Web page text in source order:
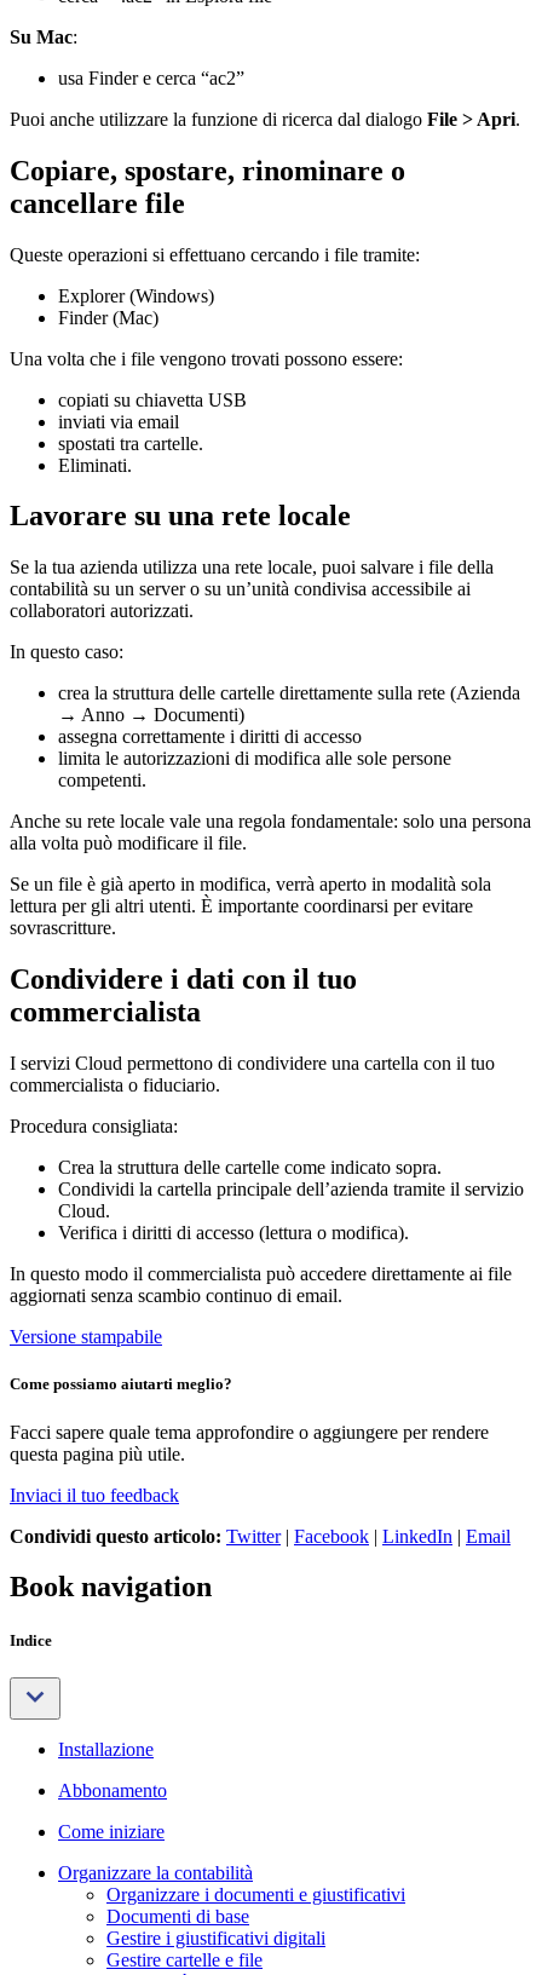
Su Mac:
usa Finder e cerca “ac2”
Puoi anche utilizzare la funzione di ricerca dal dialogo File > Apri.
Copiare, spostare, rinominare o
cancellare file
Queste operazioni si effettuano cercando i file tramite:
Explorer (Windows)
Finder (Mac)
Una volta che i file vengono trovati possono essere:
copiati su chiavetta USB
inviati via email
spostati tra cartelle.
Eliminati.
Lavorare su una rete locale
Se la tua azienda utilizza una rete locale, puoi salvare i file della
contabilità su un server o su un’unità condivisa accessibile ai
collaboratori autorizzati.
In questo caso:
crea la struttura delle cartelle direttamente sulla rete (Azienda
→ Anno → Documenti)
assegna correttamente i diritti di accesso
limita le autorizzazioni di modifica alle sole persone
competenti.
Anche su rete locale vale una regola fondamentale: solo una persona
alla volta può modificare il file.
Se un file è già aperto in modifica, verrà aperto in modalità sola
lettura per gli altri utenti. È importante coordinarsi per evitare
sovrascritture.
Condividere i dati con il tuo
commercialista
I servizi Cloud permettono di condividere una cartella con il tuo
commercialista o fiduciario.
Procedura consigliata:
Crea la struttura delle cartelle come indicato sopra.
Condividi la cartella principale dell’azienda tramite il servizio
Cloud.
Verifica i diritti di accesso (lettura o modifica).
In questo modo il commercialista può accedere direttamente ai file
aggiornati senza scambio continuo di email.
Versione stampabile
Come possiamo aiutarti meglio?
Facci sapere quale tema approfondire o aggiungere per rendere
questa pagina più utile.
Inviaci il tuo feedback
Condividi questo articolo: Twitter| Facebook | LinkedIn | Email
Book navigation
Indice
Installazione
Abbonamento
Come iniziare
Organizzare la contabilità
Organizzare i documenti e giustificativi
Documenti di base
Gestire i giustificativi digitali
Gestire cartelle e file